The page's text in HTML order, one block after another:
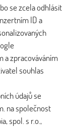
se zcela odhlásit
ID a
a zpracováváním
souhlas
údajů se
na společnost
spol. s r.o.,